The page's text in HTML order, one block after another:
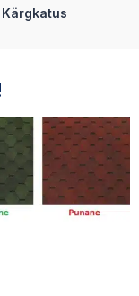
Kärgkatus